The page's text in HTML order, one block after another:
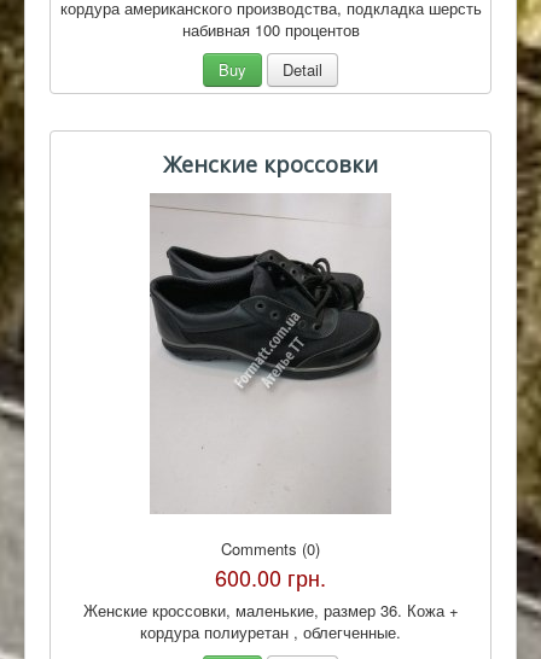
кордура американского производства, подкладка шерсть
набивная 100 процентов
Buy
Detail
Женские кроссовки
Comments (0)
600.00 грн.
Женские кроссовки, маленькие, размер 36. Кожа +
кордура полиуретан , облегченные.